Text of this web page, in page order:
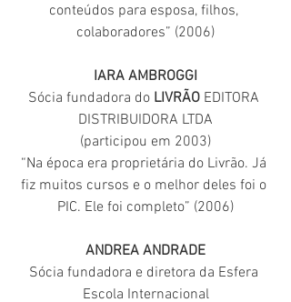
conteúdos para esposa, filhos,
colaboradores” (2006)
IARA AMBROGGI
Sócia fundadora do LIVRÃO EDITORA
DISTRIBUIDORA LTDA
(participou em 2003)
“Na época era proprietária do Livrão. Já
fiz muitos cursos e o melhor deles foi o
PIC. Ele foi completo” (2006)
ANDREA ANDRADE
Sócia fundadora e diretora da Esfera
Escola Internacional